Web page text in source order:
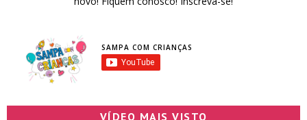
SAMPA COM CRIANÇAS
VÍDEO MAIS VISTO